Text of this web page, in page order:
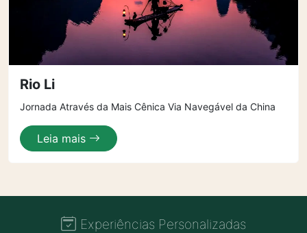
Rio Li
Jornada Através da Mais Cênica Via Navegável da China
Leia mais
Experiências Personalizadas